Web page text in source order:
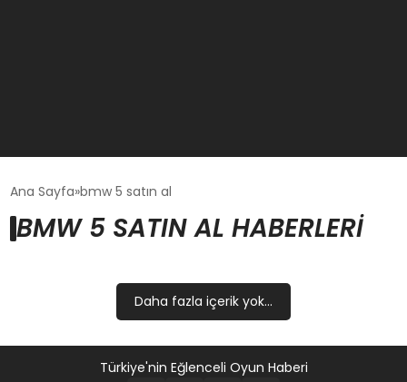
GÜNCEL
OYUN HABERLERI
EĞITIM
Ana Sayfa bmw 5 satın al
BMW 5 SATIN AL HABERLERI
Daha fazla içerik yok...
Türkiye'nin Eğlenceli Oyun Haberi